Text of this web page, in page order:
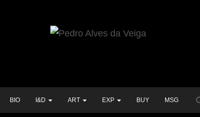
BIO I&D ART EXP BUY MSG